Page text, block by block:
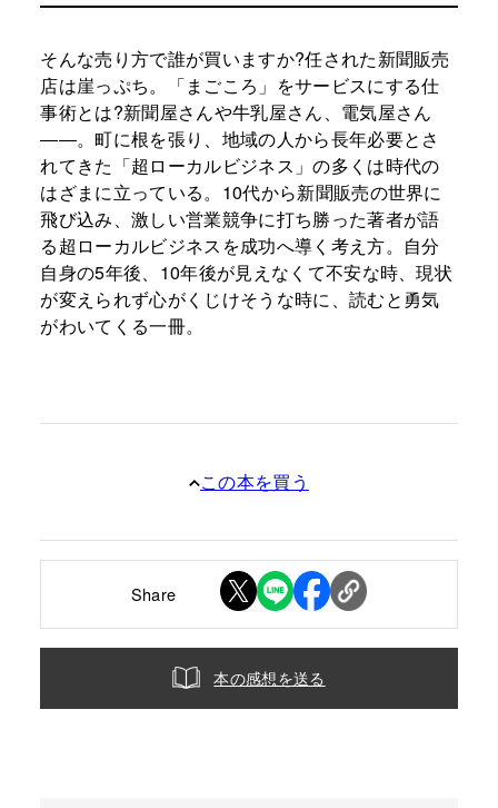
そんな売り方で誰が買いますか?任された新聞販売
店は崖っぷち。「まごころ」をサービスにする仕
事術とは?新聞屋さんや牛乳屋さん、電気屋さん
――。町に根を張り、地域の人から長年必要とさ
れてきた「超ローカルビジネス」の多くは時代の
はざまに立っている。10代から新聞販売の世界に
飛び込み、激しい営業競争に打ち勝った著者が語
る超ローカルビジネスを成功へ導く考え方。自分
自身の5年後、10年後が見えなくて不安な時、現状
が変えられず心がくじけそうな時に、読むと勇気
がわいてくる一冊。
この本を買う
Share
本の感想を送る